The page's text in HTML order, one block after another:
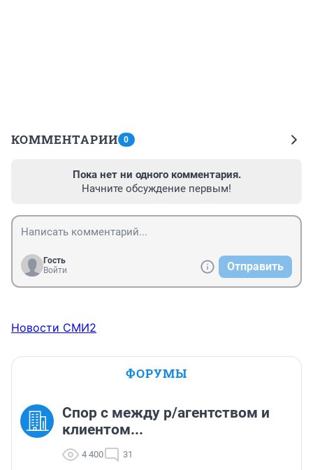
КОММЕНТАРИИ 0
Пока нет ни одного комментария.
Начните обсуждение первым!
Гость
Войти
Отправить
Новости СМИ2
ФОРУМЫ
Спор с между р/агентством и
клиентом...
4 400 31